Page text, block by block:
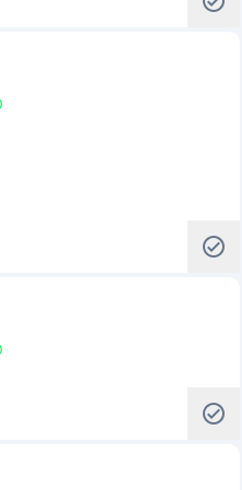
check_circle
check_circle